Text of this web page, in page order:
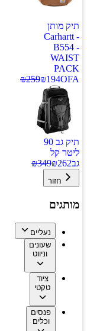
תיק מותן
Carhartt -
B554 -
WAIST
PACK
OFA
₪194
₪259
תיק גב 90
ליטר קל
גב
₪262
₪349
חזור
מותגים
נעליים
שעונים
וניווט
ציוד
טקטי
פנסים
וכלים